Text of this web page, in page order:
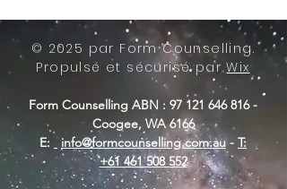
© 2025 par Form Counselling.
Propulsé et sécurisé parWix
Form Counselling ABN : 97 121 646 816-
Coogee, WA 6166
E:
info@formcounselling.com.au - T:
+61 461 508 552